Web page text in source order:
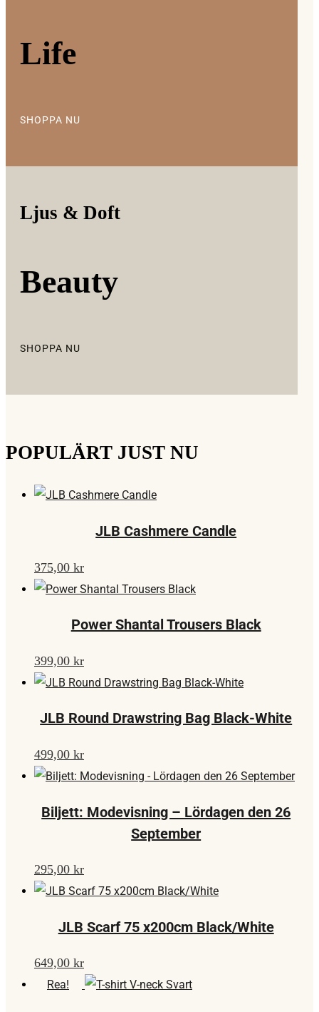
Life
SHOPPA NU
Ljus & Doft
Beauty
SHOPPA NU
POPULÄRT JUST NU
JLB Cashmere Candle
375,00 kr
Power Shantal Trousers Black
399,00 kr
JLB Round Drawstring Bag Black-White
499,00 kr
Biljett: Modevisning – Lördagen den 26
September
295,00 kr
JLB Scarf 75 x200cm Black/White
649,00 kr
Rea!